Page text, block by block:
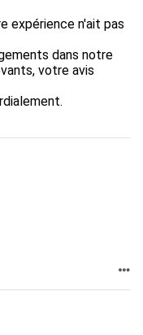
expérience n'ait pas
dans notre
votre avis